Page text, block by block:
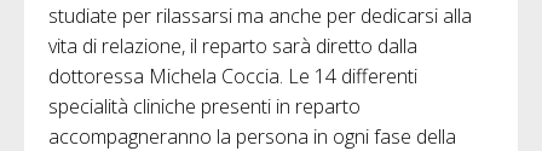
studiate per rilassarsi ma anche per dedicarsi alla
vita di relazione, il reparto sarà diretto dalla
dottoressa Michela Coccia. Le 14 differenti
specialità cliniche presenti in reparto
accompagneranno la persona in ogni fase della